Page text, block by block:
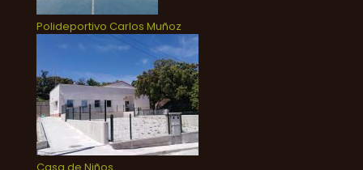
Polideportivo Carlos Muñoz